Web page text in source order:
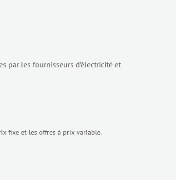
par les fournisseurs d’électricité et
fixe et les offres à prix variable.